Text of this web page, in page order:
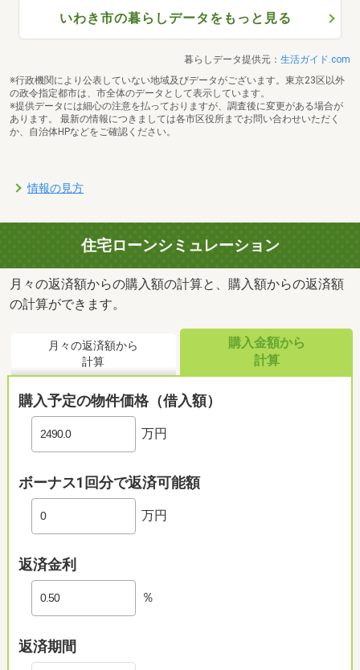
いわき市の暮らしデータをもっと見る
暮らしデータ提供元： 生活ガイド.com
※行政機関により公表していない地域及びデータがございます。東京23区以外
の政令指定都市は、市全体のデータとして表示しています。
※提供データには細心の注意を払っておりますが、調査後に変更がある場合が
あります。 最新の情報につきましては各市区役所までお問い合わせいただく
か、自治体HPなどをご確認ください。
情報の見方
住宅ローンシミュレーション
月々の返済額からの購入額の計算と、購入額からの返済額
の計算ができます。
月々の返済額から
計算
購入金額から
計算
購入予定の物件価格（借入額）
万円
ボーナス1回分で返済可能額
万円
返済金利
％
返済期間